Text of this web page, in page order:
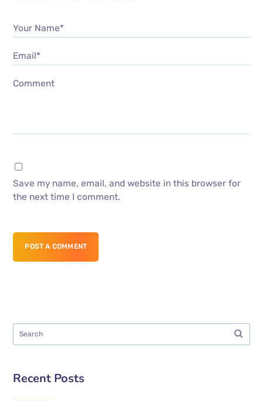
Your Name*
Email*
Comment
Save my name, email, and website in this browser for
the next time I comment.
POST A COMMENT
Recent Posts